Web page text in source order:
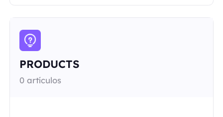
PRODUCTS
0 artículos